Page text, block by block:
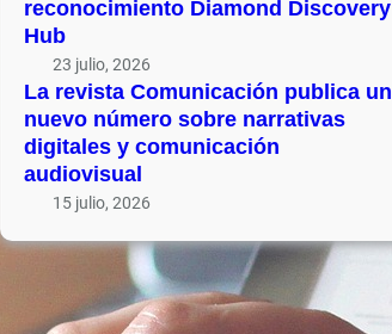
reconocimiento Diamond Discovery
Hub
23 julio, 2026
La revista Comunicación publica un
nuevo número sobre narrativas
digitales y comunicación
audiovisual
15 julio, 2026